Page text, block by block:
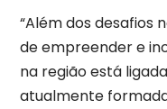
“Além dos desafios
de empreender e
na região está
atualmente